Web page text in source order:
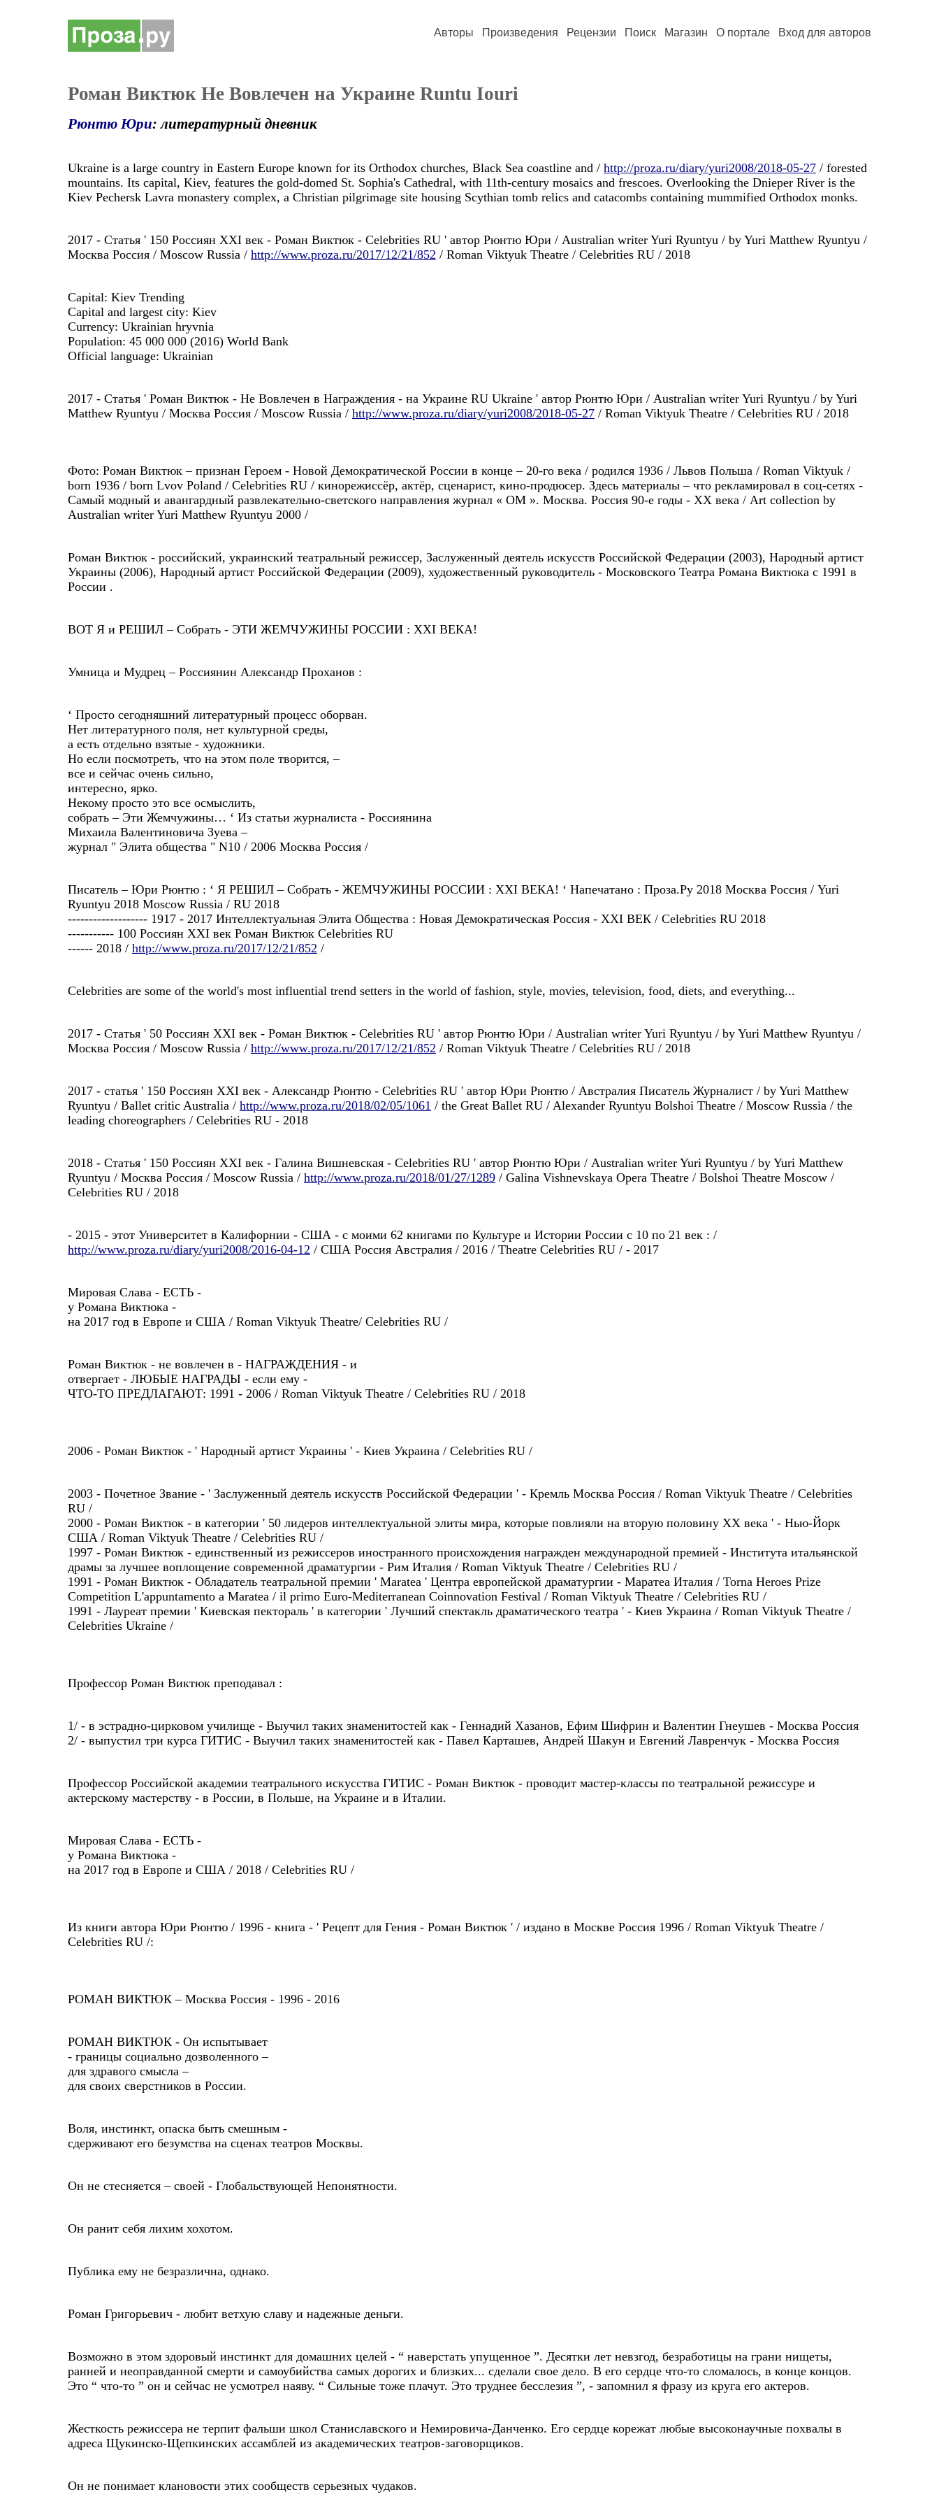
Авторы Произведения Рецензии Поиск Магазин О портале Вход для авторов
Роман Виктюк Не Вовлечен на Украине Runtu Iouri
Рюнтю Юри: литературный дневник
Ukraine is a large country in Eastern Europe known for its Orthodox churches, Black Sea coastline and / http://proza.ru/diary/yuri2008/2018-05-27 / forested
mountains. Its capital, Kiev, features the gold-domed St. Sophia's Cathedral, with 11th-century mosaics and frescoes. Overlooking the Dnieper River is the
Kiev Pechersk Lavra monastery complex, a Christian pilgrimage site housing Scythian tomb relics and catacombs containing mummified Orthodox monks.
2017 - Статья ' 150 Россиян XXI век - Роман Виктюк - Celebrities RU ' автор Рюнтю Юри / Australian writer Yuri Ryuntyu / by Yuri Matthew Ryuntyu /
Москва Россия / Moscow Russia / http://www.proza.ru/2017/12/21/852 / Roman Viktyuk Theatre / Celebrities RU / 2018
Capital: Kiev Trending
Capital and largest city: Kiev
Currency: Ukrainian hryvnia
Population: 45 000 000 (2016) World Bank
Official language: Ukrainian
2017 - Статья ' Роман Виктюк - Не Вовлечен в Награждения - на Украине RU Ukraine ' автор Рюнтю Юри / Australian writer Yuri Ryuntyu / by Yuri
Matthew Ryuntyu / Москва Россия / Moscow Russia / http://www.proza.ru/diary/yuri2008/2018-05-27 / Roman Viktyuk Theatre / Celebrities RU / 2018
Фото: Роман Виктюк – признан Героем - Новой Демократической России в конце – 20-го века / родился 1936 / Львов Польша / Roman Viktyuk /
born 1936 / born Lvov Poland / Celebrities RU / кинорежиссёр, актёр, сценарист, кино-продюсер. Здесь материалы – что рекламировал в соц-сетях -
Самый модный и авангардный развлекательно-светского направления журнал « ОМ ». Москва. Россия 90-е годы - XX века / Art collection by
Australian writer Yuri Matthew Ryuntyu 2000 /
Роман Виктюк - российский, украинский театральный режиссер, Заслуженный деятель искусств Российской Федерации (2003), Народный артист
Украины (2006), Народный артист Российской Федерации (2009), художественный руководитель - Московского Театра Романа Виктюка c 1991 в
России .
ВОТ Я и РЕШИЛ – Собрать - ЭТИ ЖЕМЧУЖИНЫ РОССИИ : XXI ВЕКА!
Умница и Мудрец – Россиянин Александр Проханов :
‘ Просто сегодняшний литературный процесс оборван.
Нет литературного поля, нет культурной среды,
а есть отдельно взятые - художники.
Но если посмотреть, что на этом поле творится, –
все и сейчас очень сильно,
интересно, ярко.
Некому просто это все осмыслить,
собрать – Эти Жемчужины… ‘ Из статьи журналиста - Россиянина
Михаила Валентиновича Зуева –
журнал " Элита общества " N10 / 2006 Москва Россия /
Писатель – Юри Рюнтю : ‘ Я РЕШИЛ – Собрать - ЖЕМЧУЖИНЫ РОССИИ : XXI ВЕКА! ‘ Напечатано : Проза.Ру 2018 Москва Россия / Yuri
Ryuntyu 2018 Moscow Russia / RU 2018
------------------- 1917 - 2017 Интеллектуальная Элита Общества : Новая Демократическая Россия - XXI ВЕК / Celebrities RU 2018
----------- 100 Россиян XXI век Роман Виктюк Celebrities RU
------ 2018 / http://www.proza.ru/2017/12/21/852 /
Celebrities are some of the world's most influential trend setters in the world of fashion, style, movies, television, food, diets, and everything...
2017 - Статья ' 50 Россиян XXI век - Роман Виктюк - Celebrities RU ' автор Рюнтю Юри / Australian writer Yuri Ryuntyu / by Yuri Matthew Ryuntyu /
Москва Россия / Moscow Russia / http://www.proza.ru/2017/12/21/852 / Roman Viktyuk Theatre / Celebrities RU / 2018
2017 - статья ' 150 Россиян XXI век - Александр Рюнтю - Celebrities RU ' автор Юри Рюнтю / Австралия Писатель Журналист / by Yuri Matthew
Ryuntyu / Ballet critic Australia / http://www.proza.ru/2018/02/05/1061 / the Great Ballet RU / Alexander Ryuntyu Bolshoi Theatre / Moscow Russia / the
leading choreographers / Celebrities RU - 2018
2018 - Статья ' 150 Россиян XXI век - Галина Вишневская - Celebrities RU ' автор Рюнтю Юри / Australian writer Yuri Ryuntyu / by Yuri Matthew
Ryuntyu / Москва Россия / Moscow Russia / http://www.proza.ru/2018/01/27/1289 / Galina Vishnevskaya Opera Theatre / Bolshoi Theatre Moscow /
Celebrities RU / 2018
- 2015 - этот Университет в Калифорнии - США - с моими 62 книгами по Культуре и Истории России с 10 по 21 век : /
http://www.proza.ru/diary/yuri2008/2016-04-12 / США Россия Австралия / 2016 / Theatre Celebrities RU / - 2017
Мировая Слава - ЕСТЬ -
у Романа Виктюка -
на 2017 год в Европе и США / Roman Viktyuk Theatre/ Celebrities RU /
Роман Виктюк - не вовлечен в - НАГРАЖДЕНИЯ - и
отвергает - ЛЮБЫЕ НАГРАДЫ - если ему -
ЧТО-ТО ПРЕДЛАГАЮТ: 1991 - 2006 / Roman Viktyuk Theatre / Celebrities RU / 2018
2006 - Роман Виктюк - ' Народный артист Украины ' - Киев Украина / Celebrities RU /
2003 - Почетное Звание - ' Заслуженный деятель искусств Российской Федерации ' - Кремль Москва Россия / Roman Viktyuk Theatre / Celebrities
RU /
2000 - Роман Виктюк - в категории ' 50 лидеров интеллектуальной элиты мира, которые повлияли на вторую половину ХХ века ' - Нью-Йорк
США / Roman Viktyuk Theatre / Celebrities RU /
1997 - Роман Виктюк - единственный из режиссеров иностранного происхождения награжден международной премией - Института итальянской
драмы за лучшее воплощение современной драматургии - Рим Италия / Roman Viktyuk Theatre / Celebrities RU /
1991 - Роман Виктюк - Обладатель театральной премии ' Maratea ' Центра европейской драматургии - Маратеа Италия / Torna Heroes Prize
Competition L'appuntamento a Maratea / il primo Euro-Mediterranean Coinnovation Festival / Roman Viktyuk Theatre / Celebrities RU /
1991 - Лауреат премии ' Киевская пектораль ' в категории ' Лучший спектакль драматического театра ' - Киев Украина / Roman Viktyuk Theatre /
Celebrities Ukraine /
Профессор Роман Виктюк преподавал :
1/ - в эстрадно-цирковом училище - Выучил таких знаменитостей как - Геннадий Хазанов, Ефим Шифрин и Валентин Гнеушев - Москва Россия
2/ - выпустил три курса ГИТИС - Выучил таких знаменитостей как - Павел Карташев, Андрей Шакун и Евгений Лавренчук - Москва Россия
Профессор Российской академии театрального искусства ГИТИС - Роман Виктюк - проводит мастер-классы по театральной режиссуре и
актерскому мастерству - в России, в Польше, на Украине и в Италии.
Мировая Слава - ЕСТЬ -
у Романа Виктюка -
на 2017 год в Европе и США / 2018 / Celebrities RU /
Из книги автора Юри Рюнтю / 1996 - книга - ' Рецепт для Гения - Роман Виктюк ' / издано в Москве Россия 1996 / Roman Viktyuk Theatre /
Celebrities RU /:
РОМАН ВИКТЮК – Москва Россия - 1996 - 2016
РОМАН ВИКТЮК - Он испытывает
- границы социально дозволенного –
для здравого смысла –
для своих сверстников в России.
Воля, инстинкт, опаска быть смешным -
сдерживают его безумства на сценах театров Москвы.
Он не стесняется – своей - Глобальствующей Непонятности.
Он ранит себя лихим хохотом.
Публика ему не безразлична, однако.
Роман Григорьевич - любит ветхую славу и надежные деньги.
Возможно в этом здоровый инстинкт для домашних целей - “ наверстать упущенное ”. Десятки лет невзгод, безработицы на грани нищеты,
ранней и неоправданной смерти и самоубийства самых дорогих и близких... сделали свое дело. В его сердце что-то сломалось, в конце концов.
Это “ что-то ” он и сейчас не усмотрел наяву. “ Сильные тоже плачут. Это труднее бесслезия ”, - запомнил я фразу из круга его актеров.
Жесткость режиссера не терпит фальши школ Станиславского и Немировича-Данченко. Его сердце корежат любые высоконаучные похвалы в
адреса Щукинско-Щепкинских ассамблей из академических театров-заговорщиков.
Он не понимает клановости этих сообществ серьезных чудаков.